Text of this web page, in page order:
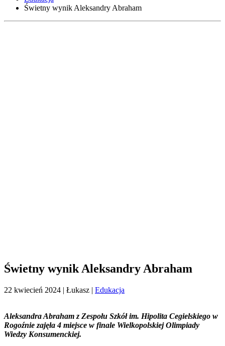
Świetny wynik Aleksandry Abraham
Świetny wynik Aleksandry Abraham
22 kwiecień 2024 | Łukasz | Edukacja
Aleksandra Abraham z Zespołu Szkół im. Hipolita Cegielskiego w
Rogoźnie zajęła 4 miejsce w finale Wielkopolskiej Olimpiady
Wiedzy Konsumenckiej.